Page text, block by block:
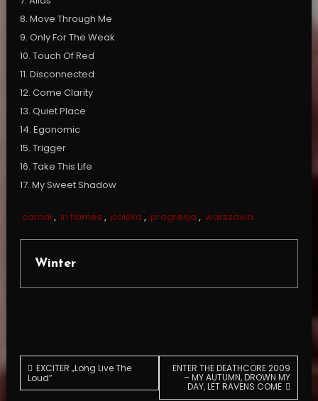
8. Move Through Me
9. Only For The Weak
10. Touch Of Red
11. Disconnected
12. Come Clarity
13. Quiet Place
14. Egonomic
15. Trigger
16. Take This Life
17. My Sweet Shadow
carnal , in flames , polska , progresja , warszawa
Winter
Post
EXCITER „Long Live The
Loud”
ENTER THE DEATHCORE 2009
– MY AUTUMN, DROWN MY
DAY, LET RAVENS COME